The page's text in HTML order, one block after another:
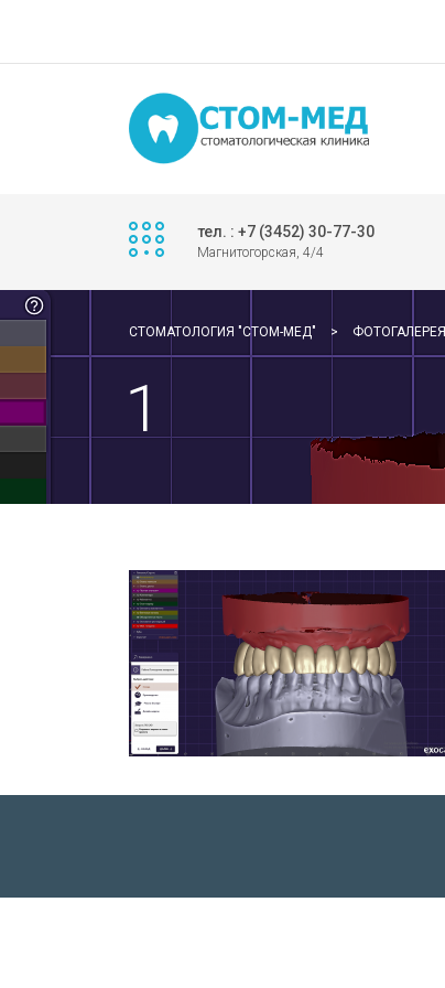
тел. : +7 (3452) 30-77-30
Магнитогорская, 4/4
СТОМАТОЛОГИЯ "СТОМ-МЕД" > ФОТОГАЛЕРЕЯ
1